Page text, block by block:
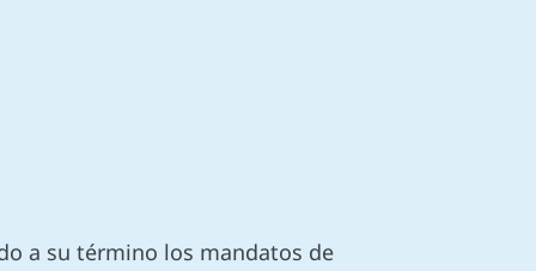
a su término los mandatos de